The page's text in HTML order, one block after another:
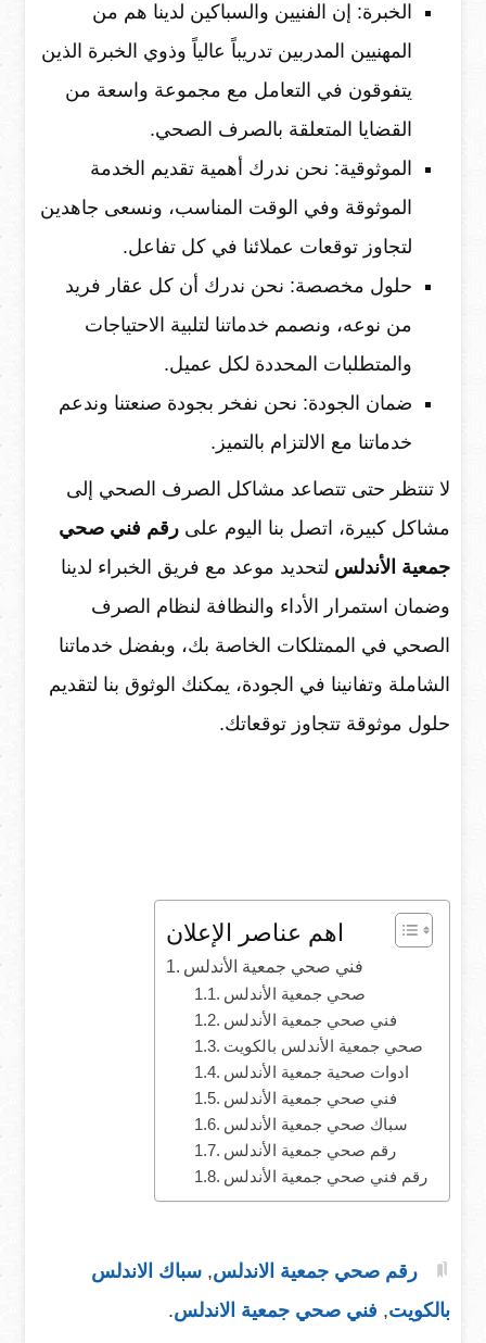
الخبرة: إن الفنيين والسباكين لدينا هم من
المهنيين المدربين تدريباً عالياً وذوي الخبرة الذين
يتفوقون في التعامل مع مجموعة واسعة من
القضايا المتعلقة بالصرف الصحي.
الموثوقية: نحن ندرك أهمية تقديم الخدمة
الموثوقة وفي الوقت المناسب، ونسعى جاهدين
لتجاوز توقعات عملائنا في كل تفاعل.
حلول مخصصة: نحن ندرك أن كل عقار فريد
من نوعه، ونصمم خدماتنا لتلبية الاحتياجات
والمتطلبات المحددة لكل عميل.
ضمان الجودة: نحن نفخر بجودة صنعتنا وندعم
خدماتنا مع الالتزام بالتميز.
لا تنتظر حتى تتصاعد مشاكل الصرف الصحي إلى
مشاكل كبيرة، اتصل بنا اليوم على رقم فني صحي
جمعية الأندلس لتحديد موعد مع فريق الخبراء لدينا
وضمان استمرار الأداء والنظافة لنظام الصرف
الصحي في الممتلكات الخاصة بك، وبفضل خدماتنا
الشاملة وتفانينا في الجودة، يمكنك الوثوق بنا لتقديم
حلول موثوقة تتجاوز توقعاتك.
اهم عناصر الإعلان
فني صحي جمعية الأندلس
صحي جمعية الأندلس
فني صحي جمعية الأندلس
صحي جمعية الأندلس بالكويت
ادوات صحية جمعية الأندلس
فني صحي جمعية الأندلس
سباك صحي جمعية الأندلس
رقم صحي جمعية الأندلس
رقم فني صحي جمعية الأندلس
رقم صحي جمعية الاندلس, سباك الاندلس
بالكويت, فني صحي جمعية الاندلس.